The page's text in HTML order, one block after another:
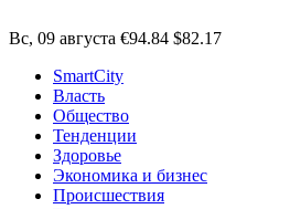
Вс, 09 августа €94.84 $82.17
SmartCity
Власть
Общество
Тенденции
Здоровье
Экономика и бизнес
Происшествия